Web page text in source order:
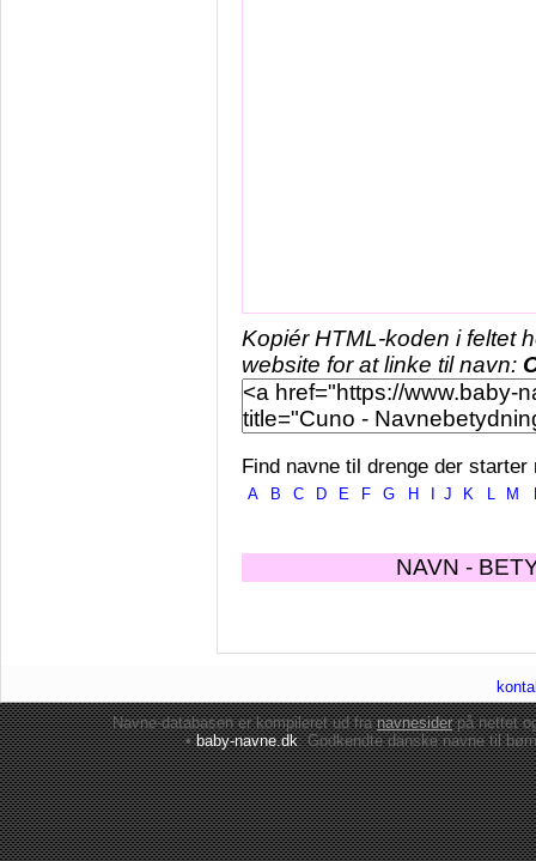
Kopiér HTML-koden i feltet
website for at linke til navn:
Find navne til drenge der starter
A B C D E F G H J K L M
NAVN -
Navne-databasen er kompileret ud franavnesiderpå nettet
•baby-navne.dk: Godkendte danskenavne til børn